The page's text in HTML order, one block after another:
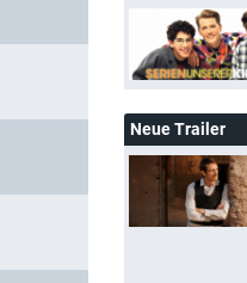
Neue Trailer